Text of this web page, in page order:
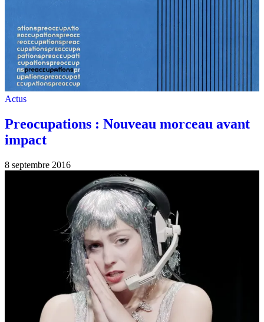
Actus
Preocupations : Nouveau morceau avant
impact
8 septembre 2016